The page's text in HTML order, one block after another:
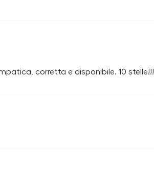
corretta e disponibile. 10 stelle!!!